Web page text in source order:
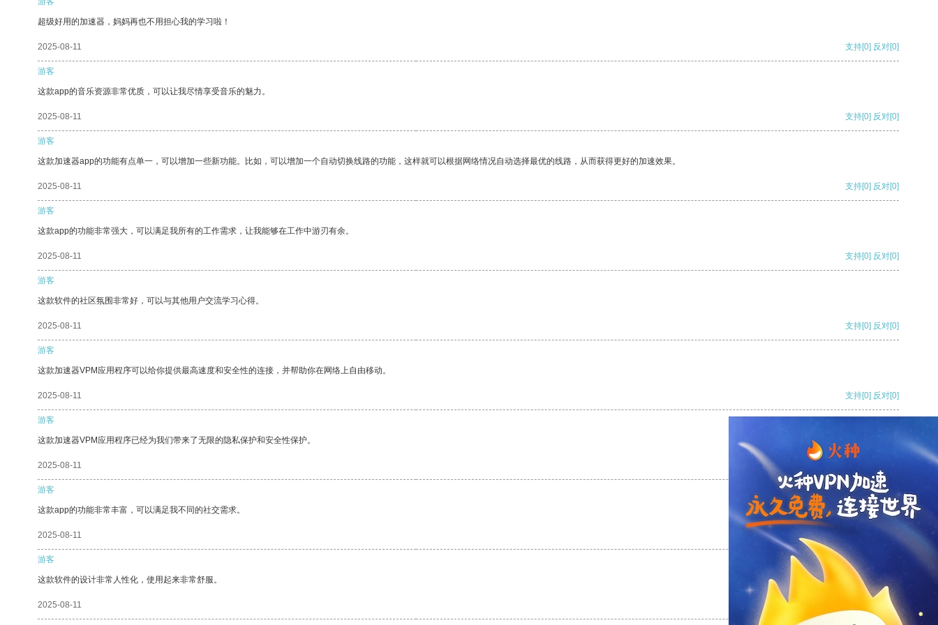
超级好用的加速器，妈妈再也不用担心我的学习啦！
2025-08-11 支持[0] 反对[0]
游客
这款app的音乐资源非常优质，可以让我尽情享受音乐的魅力。
2025-08-11 支持[0] 反对[0]
游客
这款加速器app的功能有点单一，可以增加一些新功能。比如，可以增加一个自动切换线路的功能，这样就可以根据网络情况自动选择最优的线路，从而获得更好的加速效果。
2025-08-11 支持[0] 反对[0]
游客
这款app的功能非常强大，可以满足我所有的工作需求，让我能够在工作中游刃有余。
2025-08-11 支持[0] 反对[0]
游客
这款软件的社区氛围非常好，可以与其他用户交流学习心得。
2025-08-11 支持[0] 反对[0]
游客
这款加速器VPM应用程序可以给你提供最高速度和安全性的连接，并帮助你在网络上自由移动。
2025-08-11 支持[0] 反对[0]
游客
这款加速器VPM应用程序已经为我们带来了无限的隐私保护和安全性保护。
2025-08-11
游客
这款app的功能非常丰富，可以满足我不同的社交需求。
2025-08-11 反对
游客
这款软件的设计非常人性化，使用起来非常舒服。
2025-08-11 反对[0]